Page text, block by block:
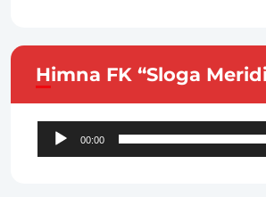
Himna FK “Sloga
Audio
Player
00:00